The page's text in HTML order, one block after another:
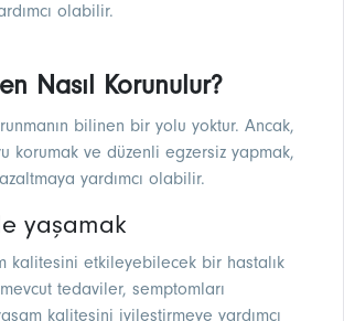
olabilir.
Nasıl Korunulur?
bilinen bir yolu yoktur. Ancak,
korumak ve düzenli egzersiz yapmak,
yardımcı olabilir.
yaşamak
kalitesini etkileyebilecek bir hastalık
tedaviler, semptomları
kalitesini iyileştirmeye yardımcı